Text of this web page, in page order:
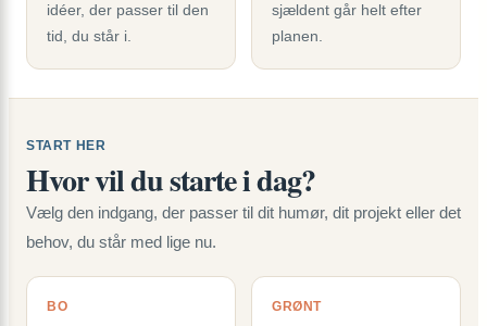
idéer, der passer til den
tid, du står i.
sjældent går helt efter
planen.
START HER
Hvor vil du starte i dag?
Vælg den indgang, der passer til dit humør, dit projekt eller det
behov, du står med lige nu.
BO GRØNT